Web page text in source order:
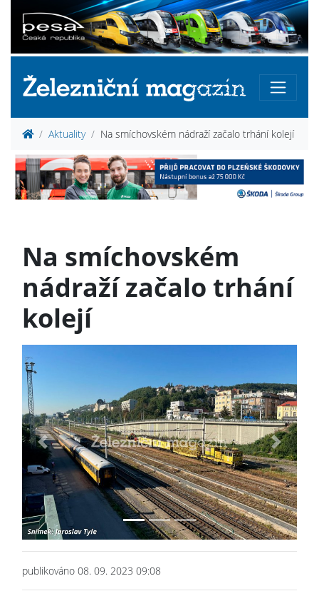
Aktuality Na smíchovském nádraží začalo trhání kolejí
Na smíchovském
nádraží začalo trhání
kolejí
Previous Next
publikováno 08. 09. 2023 09:08